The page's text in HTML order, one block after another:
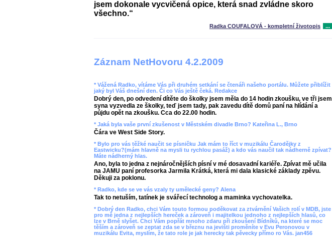
jsem dokonale vycvičená opice, která snad zvládne skoro
všechno.“
Radka COUFALOVÁ - kompletní životopis ...
Záznam NetHovoru 4.2.2009
* Vážená Radko, vítáme Vás při druhém setkání se čtenáři našeho portálu. Můžete přiblížit
jaký byl Váš dnešní den. Či co Vás ještě čeká. Redakce
Dobrý den, po odvedení dítěte do školky jsem měla do 14 hodin zkoušku, ve tři jsem
syna vyzvedla ze školky, teď jsem tady, pak zavedu dítě domů paní na hlídání a
půjdu opět na zkoušku. Cca do 22.00 hodin.
* Jaká byla vaše první zkušenost v Městském divadle Brno? Kateřina L., Brno
Čára ve West Side Story.
* Bylo pro vás těžké naučit se písničku Jak mám to říct v muzikálu Čarodějky z
Eastwicku?(mám hlavně na mysli tu rychlou pasáž) a kdo vás naučil tak nádherně zpívat?
Máte nádherný hlas.
Ano, byla to jedna z nejnáročnějších písní v mé dosavadní kariéře. Zpívat mě učila
na JAMU paní profesorka Jarmila Krátká, která mi dala klasické základy zpěvu.
Děkuji za poklonu.
* Radko, kde se ve vás vzaly ty umělecké geny? Alena
Tak to netuším, tatínek je svářecí technolog a maminka vychovatelka.
* Dobrý den Radko, chci Vám touto formou poděkovat za ztvárnění Vašich rolí v MDB, jste
pro mě jedna z nejlepších hereček a zároveň i majitelkou jednoho z nejlepších hlasů, co
lze v Brně slyšet. Chci Vám popřát mnoho zdaru při zkoušení Bídníků, na které se moc
těším a zároveň se zeptat zda se v březnu na jevišti proměníte v Evu Peronovou v
muzikálu Evita, myslím, že tato role je jak herecky tak pěvecky přímo ro Vás. jan456